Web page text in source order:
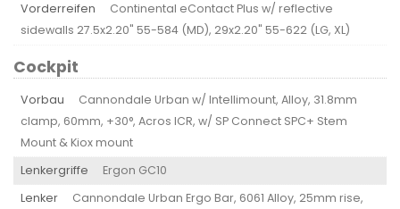
Vorderreifen
Continental eContact Plus w/ reflective
sidewalls 27.5x2.20" 55-584 (MD), 29x2.20" 55-622 (LG, XL)
Cockpit
Vorbau
Cannondale Urban w/ Intellimount, Alloy, 31.8mm
clamp, 60mm, +30°, Acros ICR, w/ SP Connect SPC+ Stem
Mount & Kiox mount
Lenkergriffe
Ergon GC10
Lenker
Cannondale Urban Ergo Bar, 6061 Alloy, 25mm rise,